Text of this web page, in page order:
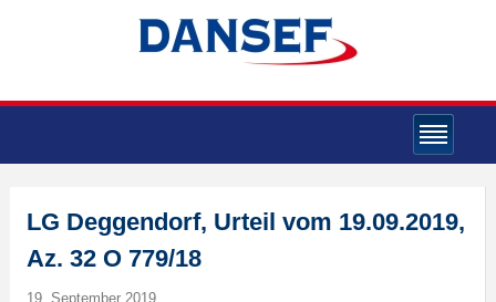
LG Deggendorf, Urteil vom 19.09.2019,
Az. 32 O 779/18
19. September 2019